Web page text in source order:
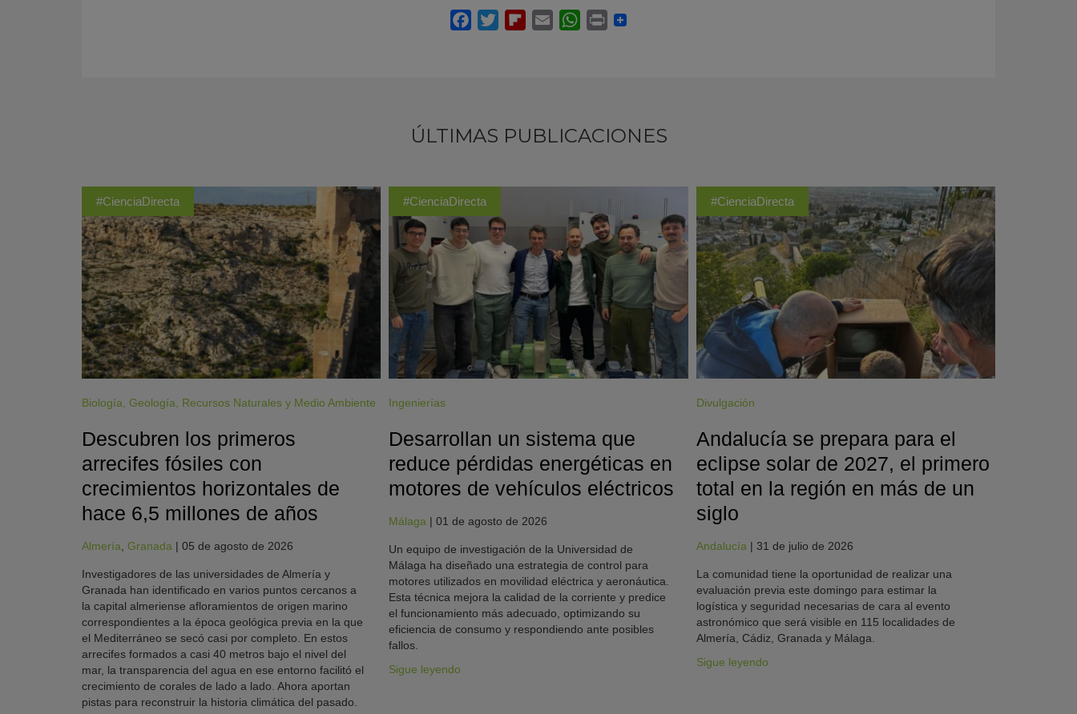
ÚLTIMAS PUBLICACIONES
#CienciaDirecta
Biología Geología Recursos Naturales y Medio Ambiente
Descubren los primeros
arrecifes fósiles con
crecimientos horizontales de
hace 6,5 millones de años
Almería Granada | 05 de agosto de 2026
Investigadores de las universidades de Almería y
Granada han identificado en varios puntos cercanos a
la capital almeriense afloramientos de origen marino
correspondientes a la época geológica previa en la que
el Mediterráneo se secó casi por completo. En estos
arrecifes formados a casi 40 metros bajo el nivel del
mar, la transparencia del agua en ese entorno facilitó el
crecimiento de corales de lado a lado. Ahora aportan
pistas para reconstruir la historia climática del pasado.
#CienciaDirecta
Ingenierías
Desarrollan un sistema que
reduce pérdidas energéticas en
motores de vehículos eléctricos
Málaga |01 de agosto de 2026
Un equipo de investigación de la Universidad de
Málaga ha diseñado una estrategia de control para
motores utilizados en movilidad eléctrica y aeronáutica.
Esta técnica mejora la calidad de la corriente y predice
el funcionamiento más adecuado, optimizando su
eficiencia de consumo y respondiendo ante posibles
fallos.
Sigue leyendo
#CienciaDirecta
Divulgación
Andalucía se prepara para el
eclipse solar de 2027, el primero
total en la región en más de un
siglo
Andalucía | 31 de julio de 2026
La comunidad tiene la oportunidad de realizar una
evaluación previa este domingo para estimar la
logística y seguridad necesarias de cara al evento
astronómico que será visible en 115 localidades de
Almería, Cádiz, Granada y Málaga.
Sigue leyendo